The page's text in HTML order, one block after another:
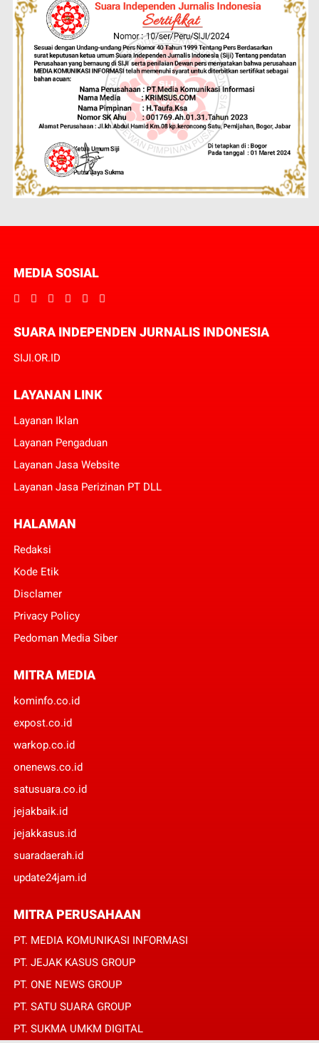
MEDIA SOSIAL
SUARA INDEPENDEN JURNALIS INDONESIA
SIJI.OR.ID
LAYANAN LINK
Layanan Iklan
Layanan Pengaduan
Layanan Jasa Website
Layanan Jasa Perizinan PT DLL
HALAMAN
Redaksi
Kode Etik
Disclamer
Privacy Policy
Pedoman Media Siber
MITRA MEDIA
kominfo.co.id
expost.co.id
warkop.co.id
onenews.co.id
satusuara.co.id
jejakbaik.id
jejakkasus.id
suaradaerah.id
update24jam.id
MITRA PERUSAHAAN
PT. MEDIA KOMUNIKASI INFORMASI
PT. JEJAK KASUS GROUP
PT. ONE NEWS GROUP
PT. SATU SUARA GROUP
PT. SUKMA UMKM DIGITAL